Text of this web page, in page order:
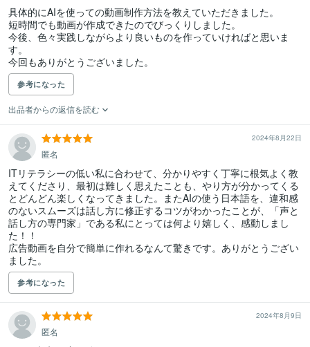
具体的にAIを使っての動画制作方法を教えていただきました。
短時間でも動画が作成できたのでびっくりしました。
今後、色々実践しながらより良いものを作っていければと思いま
す。
今回もありがとうございました。
参考になった
出品者からの返信を読む
2024年8月22日
匿名
ITリテラシーの低い私に合わせて、分かりやすく丁寧に根気よく教
えてくださり、最初は難しく思えたことも、やり方が分かってくる
とどんどん楽しくなってきました。またAIの使う日本語を、違和感
のないスムーズは話し方に修正するコツがわかったことが、「声と
話し方の専門家」である私にとっては何より嬉しく、感動しまし
た！！
広告動画を自分で簡単に作れるなんて驚きです。ありがとうござい
ました。
参考になった
2024年8月9日
匿名